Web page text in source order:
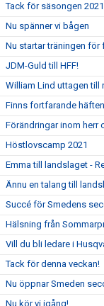
Tack för säsongen
Nu spänner vi bågen
Nu startar träningen
JDM-Guld till HFF!
William Lind uttagen till
Finns fortfarande
Förändringar inom herr
Höstlovscamp 2021
Emma till landslaget -
Ännu en talang till
Succé för Smedens
Hälsning från
Vill du bli ledare i
Tack för denna veckan!
Nu öppnar Smeden
Nu kör vi igång!